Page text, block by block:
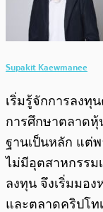
Supakit Kaewmanee
เริ่มรู้จักการลงทุ
การศึกษาตลาด
ฐานเป็นหลัก แต่
ไม่มีอุตสาหกรรม
ลงทุน จึงเริ่มมอง
และตลาดคริปโท